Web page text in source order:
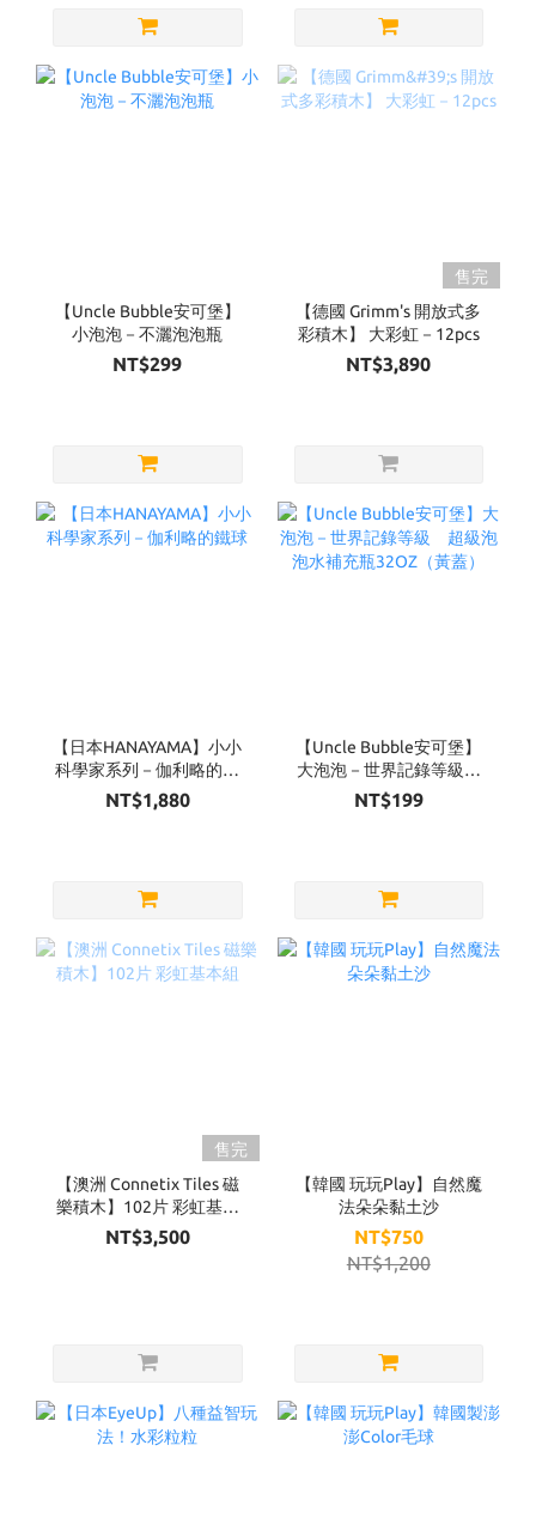
【Uncle Bubble安可堡】
小泡泡－不灑泡泡瓶
NT$299
售完
【德國 Grimm's 開放式多
彩積木】 大彩虹－12pcs
NT$3,890
【日本HANAYAMA】小小
科學家系列－伽利略的鐵
球
NT$1,880
【Uncle Bubble安可堡】
大泡泡－世界記錄等級
超級泡泡水補充瓶
32OZ（黃蓋）
NT$199
售完
【澳洲 Connetix Tiles 磁
樂積木】102片 彩虹基本
組
NT$3,500
【韓國 玩玩Play】自然魔
法朵朵黏土沙
NT$750
NT$1,200